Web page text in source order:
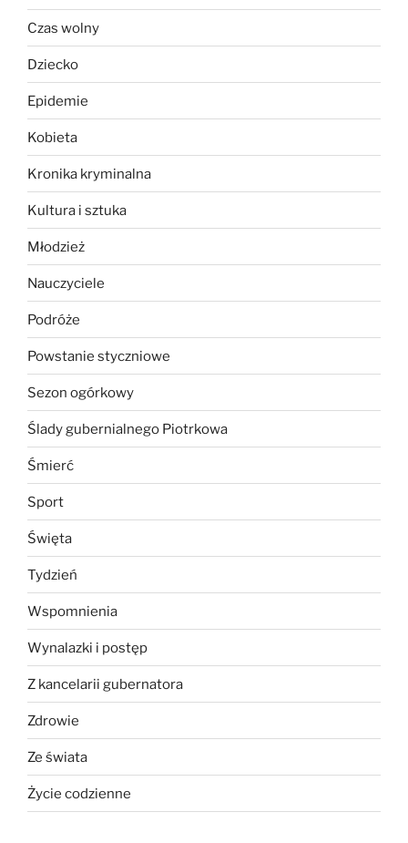
Czas wolny
Dziecko
Epidemie
Kobieta
Kronika kryminalna
Kultura i sztuka
Młodzież
Nauczyciele
Podróże
Powstanie styczniowe
Sezon ogórkowy
Ślady gubernialnego Piotrkowa
Śmierć
Sport
Święta
Tydzień
Wspomnienia
Wynalazki i postęp
Z kancelarii gubernatora
Zdrowie
Ze świata
Życie codzienne